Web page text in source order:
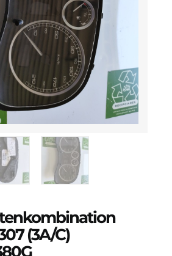
(3A/C)